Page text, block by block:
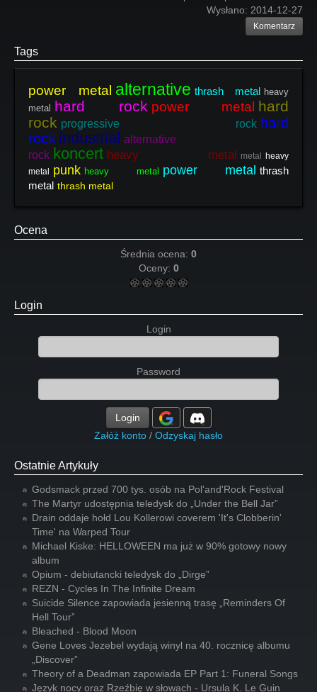
Wysłano: 2014-12-27
Komentarz
Tags
power metal alternative thrash metal heavy
metal hard rock power metal hard
rock progressive rock hard
rock industrial alternative
rock koncert heavy metal metal
heavy
metal
punk heavy metal power metal thrash
metal thrash metal
Ocena
Średnia ocena: 0
Oceny: 0
Login
Login
Password
Login
Załóż konto / Odzyskaj hasło
Ostatnie Artykuły
Godsmack przed 700 tys. osób na Pol'and'Rock Festival
The Martyr udostępnia teledysk do „Under the Bell Jar”
Drain oddaje hołd Lou Kollerowi coverem 'It's Clobberin'
Time' na Warped Tour
Michael Kiske: HELLOWEEN ma już w 90% gotowy nowy
album
Opium - debiutancki teledysk do „Dirge”
REZN - Cycles In The Infinite Dream
Suicide Silence zapowiada jesienną trasę „Reminders Of
Hell Tour”
Bleached - Blood Moon
Gene Loves Jezebel wydają winyl na 40. rocznicę albumu
„Discover”
Theory of a Deadman zapowiada EP Part 1: Funeral Songs
Język nocy oraz Rzeźbię w słowach - Ursula K. Le Guin